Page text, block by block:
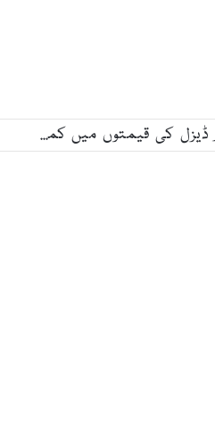
زمین کی جزوی ملکیت کا حق، سعودی عرب میں جائیداد بنانے کا سنہری موقع